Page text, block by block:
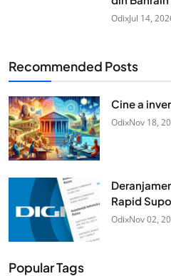
OdixJul 14,
Recommended Posts
Cine a
OdixNov 18,
Rapid
OdixNov 02,
Popular Tags